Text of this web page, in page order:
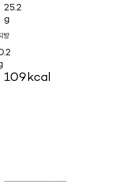
25.2
g
방
109kcal